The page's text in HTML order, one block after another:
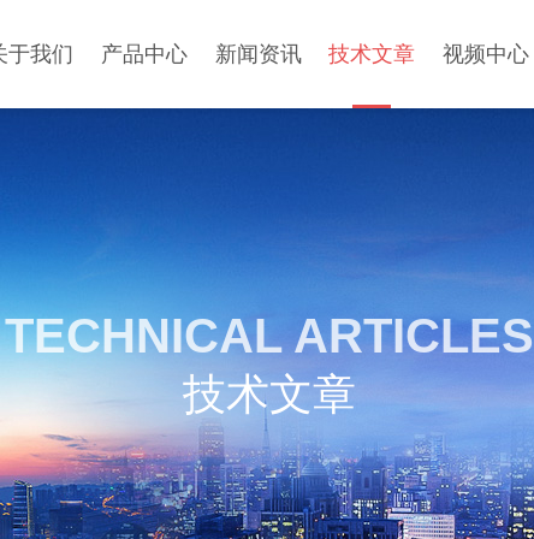
于我们 产品中心 新闻资讯 技术文章 视频中心
TECHNICAL ARTICLES
技术文章